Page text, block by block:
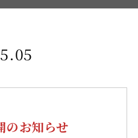
のお知らせ